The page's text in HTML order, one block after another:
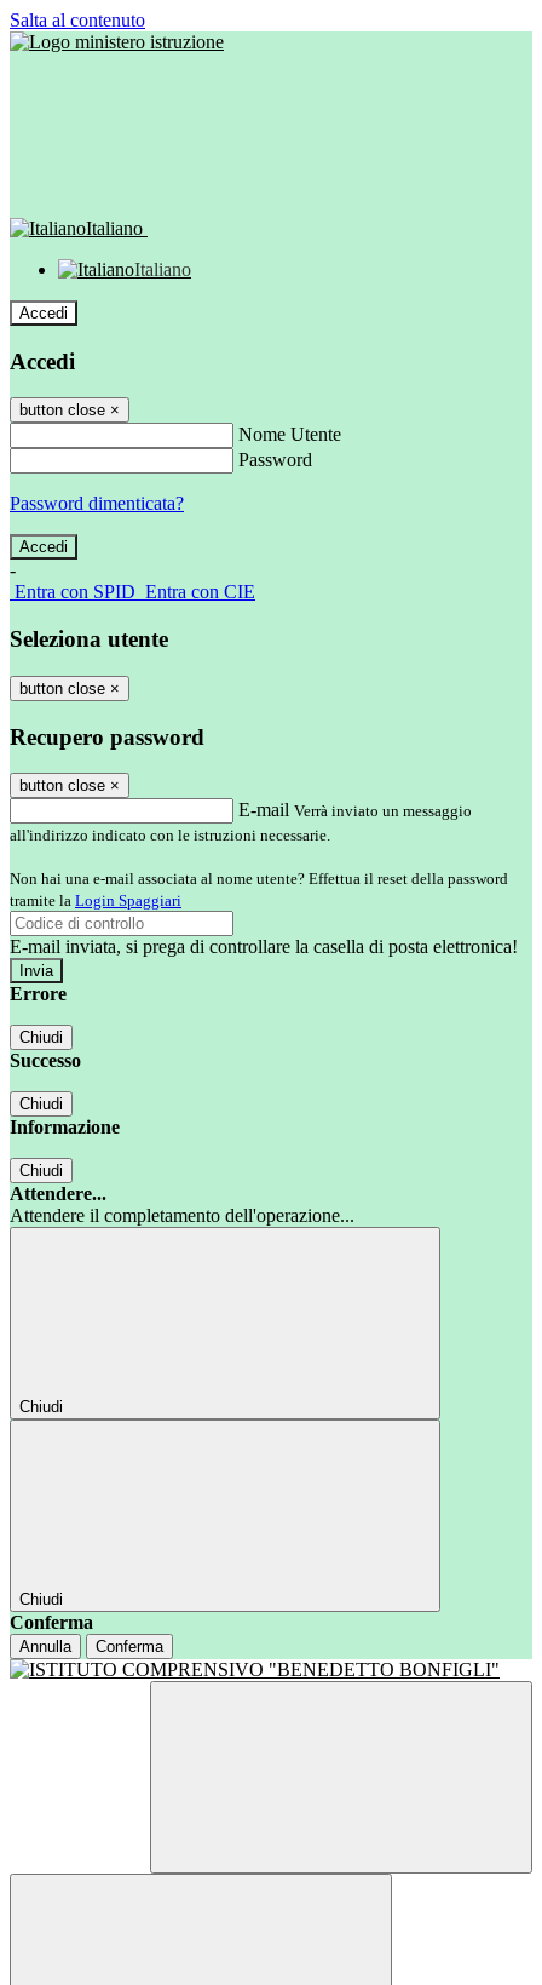
Salta al contenuto
Italiano
Italiano
Accedi
Accedi
button close ×
Nome Utente
Password
Password dimenticata?
-
Entra con SPID Entra con CIE
Seleziona utente
button close ×
Recupero password
button close ×
E-mail Verrà inviato un messaggio
all'indirizzo indicato con le istruzioni necessarie.
Non hai una e-mail associata al nome utente? Effettua il reset della password
tramite la Login Spaggiari
E-mail inviata, si prega di controllare la casella di posta elettronica!
Errore
Chiudi
Successo
Chiudi
Informazione
Chiudi
Attendere...
Attendere il completamento dell'operazione...
Chiudi
Chiudi
Conferma
Annulla Conferma